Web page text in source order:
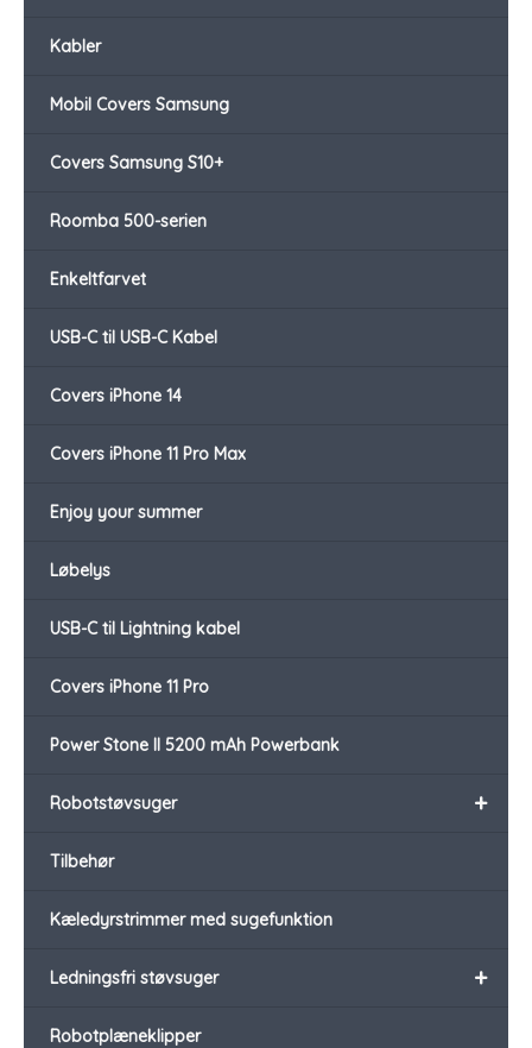
Kabler
Mobil Covers Samsung
Covers Samsung S10+
Roomba 500-serien
Enkeltfarvet
USB-C til USB-C Kabel
Covers iPhone 14
Covers iPhone 11 Pro Max
Enjoy your summer
Løbelys
USB-C til Lightning kabel
Covers iPhone 11 Pro
Power Stone II 5200 mAh Powerbank
+
Robotstøvsuger
Tilbehør
Kæledyrstrimmer med sugefunktion
+
Ledningsfri støvsuger
Robotplæneklipper